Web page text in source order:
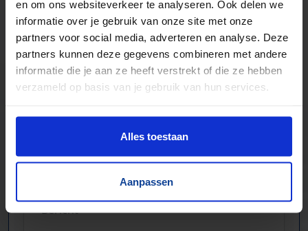
en om ons websiteverkeer te analyseren. Ook delen we
informatie over je gebruik van onze site met onze
partners voor social media, adverteren en analyse. Deze
partners kunnen deze gegevens combineren met andere
informatie die je aan ze heeft verstrekt of die ze hebben
verzameld op basis van je gebruik van hun services.
Alles toestaan
Aanpassen
Pakjes, doosjes, kratjes, pallets…